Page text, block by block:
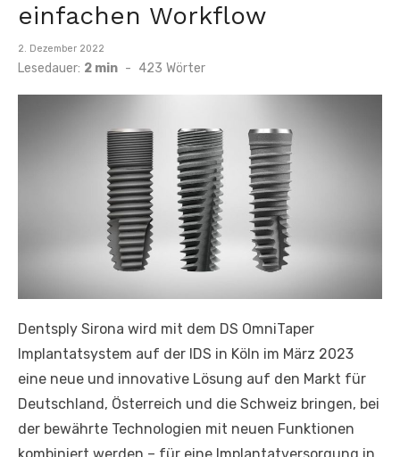
einfachen Workflow
Veröffentlicht
am
2. Dezember 2022
Lesedauer: 2 min - 423 Wörter
Dentsply Sirona wird mit dem DS OmniTaper
Implantatsystem auf der IDS in Köln im März 2023
eine neue und innovative Lösung auf den Markt für
Deutschland, Österreich und die Schweiz bringen, bei
der bewährte Technologien mit neuen Funktionen